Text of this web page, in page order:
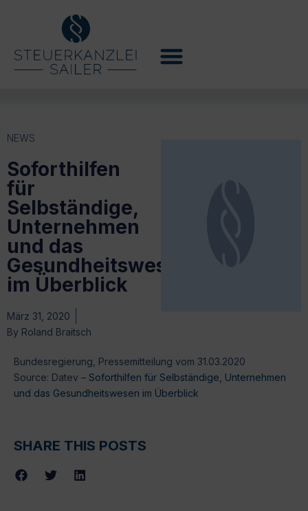
NEWS
Soforthilfen
für
Selbständige,
Unternehmen
und das
Gesundheitswesen
im Überblick
März 31, 2020
By Roland Braitsch
Bundesregierung, Pressemitteilung vom 31.03.2020
Source: Datev – Soforthilfen für Selbständige, Unternehmen
und das Gesundheitswesen im Überblick
SHARE THIS POSTS